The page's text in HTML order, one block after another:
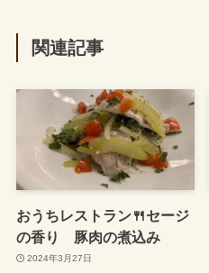
関連記事
おうちレストラン🍴セージ
の香り 豚肉の煮込み
2024年3月27日